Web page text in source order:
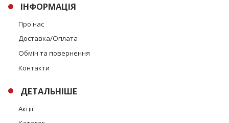
ІНФОРМАЦІЯ
Про нас
Доставка/Оплата
Обмін та повернення
Контакти
ДЕТАЛЬНІШЕ
Акції